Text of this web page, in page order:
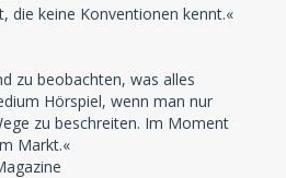
die keine Konventionen kennt.«
zu beobachten, was alles
Hörspiel, wenn man nur
zu beschreiten. Im Moment
Markt.«